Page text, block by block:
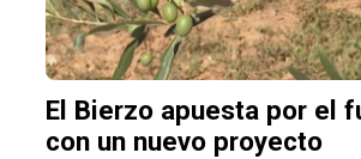
El Bierzo apuesta por el
con un nuevo proyecto